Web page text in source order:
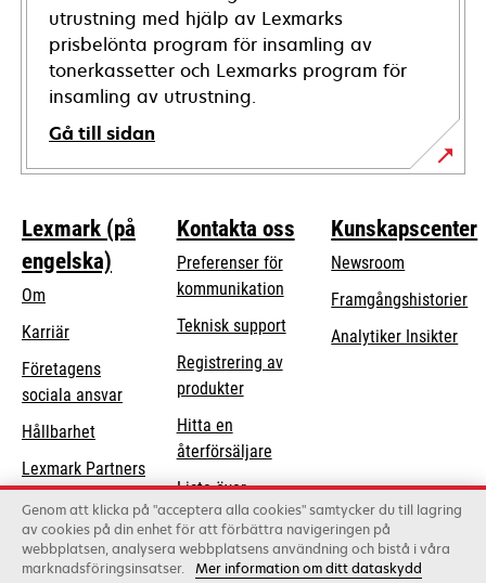
utrustning med hjälp av Lexmarks
prisbelönta program för insamling av
tonerkassetter och Lexmarks program för
insamling av utrustning.
Gå till sidan
Lexmark (på
engelska)
Om
Karriär
Företagens
sociala ansvaropens
new
Hållbarhet
Lexmark Partners
Kontakta oss
Preferenser för
kommunikation
Teknisk supportopens
Registrering av
produkter
Hitta en
återförsäljare
Lista över
grossister
Kunskapscenter
Newsroom
Framgångshistorier
Analytiker Insikter
Lexmark International, Inc., ett Xerox-företag
Genom att klicka på "acceptera alla cookies" samtycker du till lagring
av cookies på din enhet för att förbättra navigeringen på
webbplatsen, analysera webbplatsens användning och bistå i våra
marknadsföringsinsatser. Mer information om ditt dataskydd